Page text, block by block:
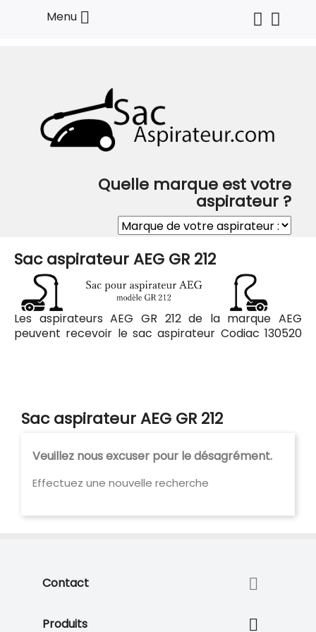
Menu 
Quelle marque est votre
aspirateur ?
Sac aspirateur AEG GR 212
Les aspirateurs AEG GR 212 de la marque AEG
peuvent recevoir le sac aspirateur Codiac 130520
Sac aspirateur AEG GR 212
Veuillez nous excuser pour le désagrément.
Effectuez une nouvelle recherche
Contact 
Produits 